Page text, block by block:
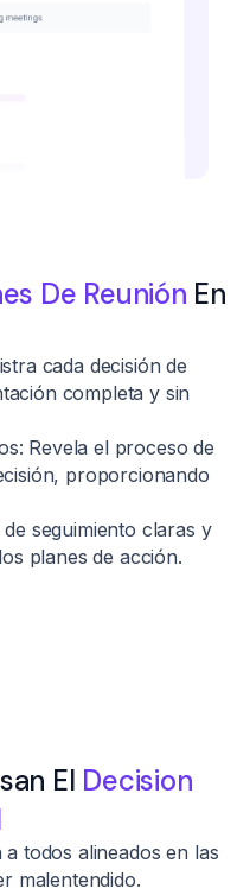
De Reunión En
cada decisión de
completa y sin
Revela el proceso de
proporcionando
seguimiento claras y
planes de acción.
El Decision
a todos alineados en las
malentendido.